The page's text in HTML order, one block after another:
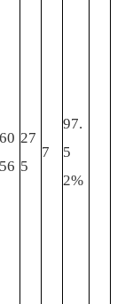
60
56
27
5
7
97.
5
2%